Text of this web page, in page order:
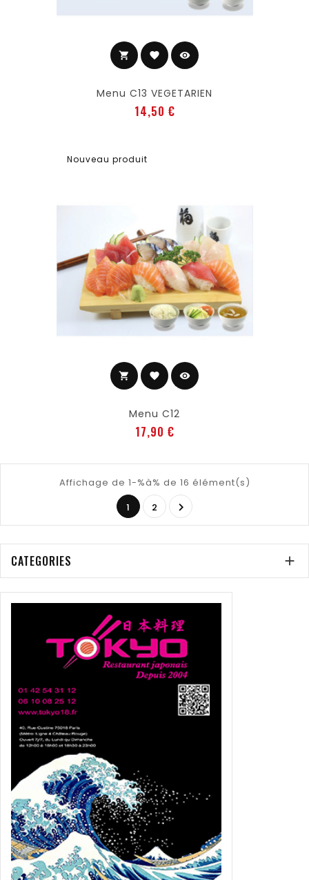
shopping_cart favorite visibility
Menu C13 VEGETARIEN
14,50 €Prix
Nouveau produit
shopping_cart favorite visibility
Menu C12
17,90 €Prix
Affichage de 1-%à% de 16 élément(s)
1
2 
CATEGORIES 